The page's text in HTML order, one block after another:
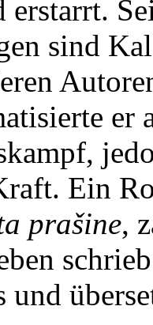
sind
er
. Ein
prašine,
und